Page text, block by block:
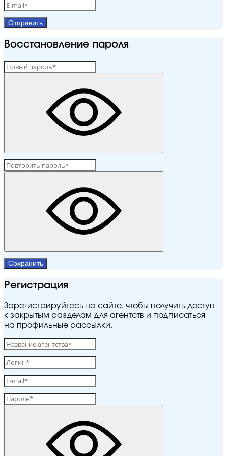
Отправить
Восстановление пароля
Сохранить
Регистрация
Зарегистрируйтесь на сайте, чтобы получить доступ
к закрытым разделам для агентств и подписаться
на профильные рассылки.